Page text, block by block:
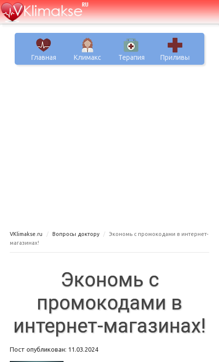
Главная Климакс Терапия Приливы
VKlimakse.ru Вопросы доктору
Экономь с промокодами в интернет-
магазинах!
Экономь с
промокодами в
интернет-магазинах!
Пост опубликован: 11.03.2024